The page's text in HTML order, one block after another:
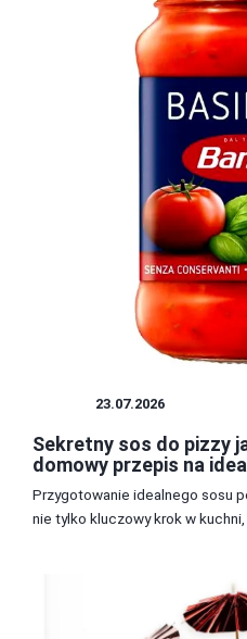
23.07.2026
Sekretny sos do pizzy
domowy przepis na
Przygotowanie idealnego sosu
nie tylko kluczowy krok w kuchni,